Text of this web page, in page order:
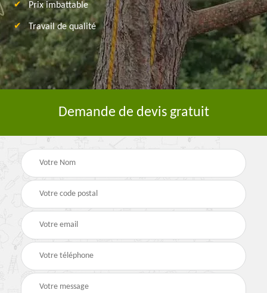
Prix imbattable
Travail de qualité
Demande de devis gratuit